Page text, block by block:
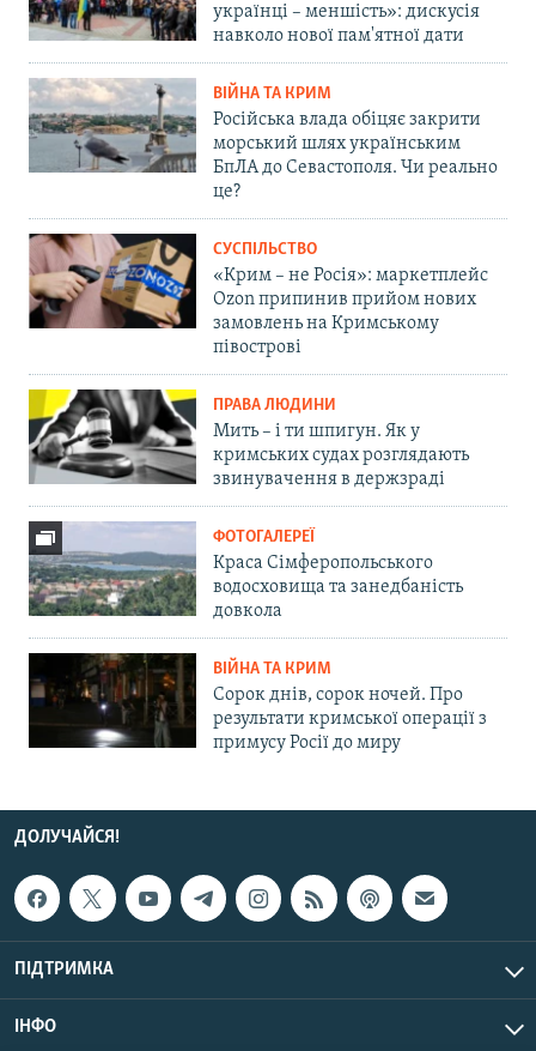
українці – меншість»: дискусія
навколо нової пам'ятної дати
ВІЙНА ТА КРИМ
Російська влада обіцяє закрити
морський шлях українським
БпЛА до Севастополя. Чи реально
це?
СУСПІЛЬСТВО
«Крим – не Росія»: маркетплейс
Ozon припинив прийом нових
замовлень на Кримському
півострові
ПРАВА ЛЮДИНИ
Мить – і ти шпигун. Як у
кримських судах розглядають
звинувачення в держзраді
ФОТОГАЛЕРЕЇ
Краса Сімферопольського
водосховища та занедбаність
довкола
ВІЙНА ТА КРИМ
Сорок днів, сорок ночей. Про
результати кримської операції з
примусу Росії до миру
ДОЛУЧАЙСЯ!
ПІДТРИМКА
ІНФО